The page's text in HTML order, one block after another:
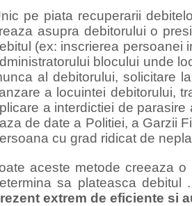
pe piata recuperarii
asupra debitorului o
(ex: inscrierea persoanei
blocului unde
al debitorului, solicitare
a locuintei debitorului,
a interdictiei de
de date a Politiei, a Garzii
cu grad ridicat de
aceste metode creeaza
sa plateasca debitul
extrem de eficiente si